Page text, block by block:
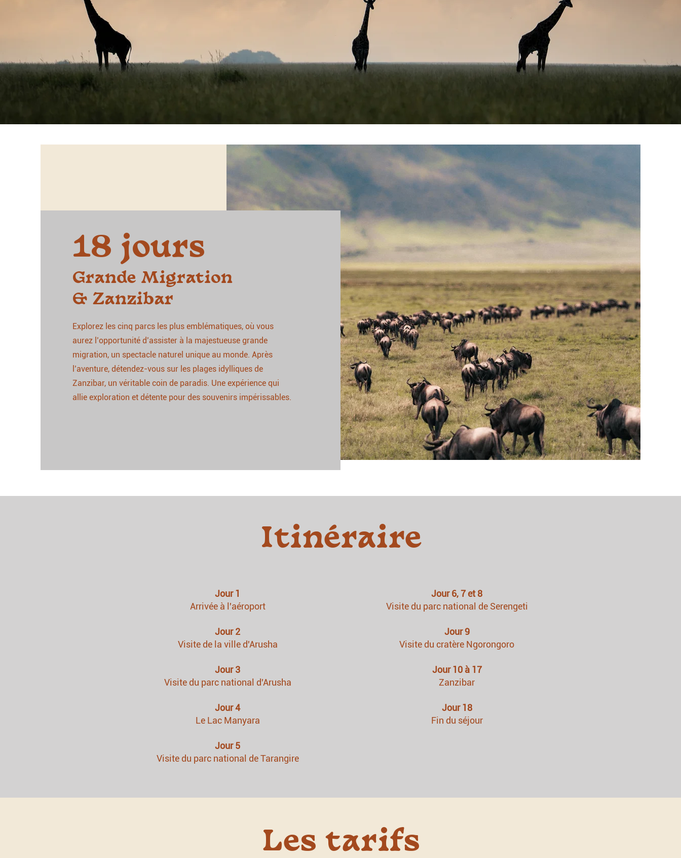
18 jours
Grande Migration
& Zanzibar
Explorez les cinq parcs les plus emblématiques, où vous
aurez l’opportunité d’assister à la majestueuse grande
migration, un spectacle naturel unique au monde. Après
l’aventure, détendez-vous sur les plages idylliques de
Zanzibar, un véritable coin de paradis. Une expérience qui
allie exploration et détente pour des souvenirs impérissables.
Itinéraire
Jour 1
Arrivée à l'aéroport
Jour 2
Visite de la ville d'Arusha
Jour 3
Visite du parc national d'Arusha
Jour 4
Le Lac Manyara
Jour 5
Visite du parc national de Tarangire
Jour 6, 7 et 8
Visite du parc national de Serengeti
Jour 9
Visite du cratère Ngorongoro
Jour 10 à 17
Zanzibar
Jour 18
Fin du séjour
Les tarifs